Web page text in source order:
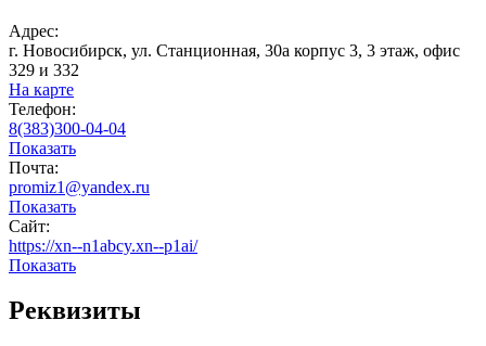
Адрес:
г. Новосибирск, ул. Станционная, 30а корпус 3, 3 этаж, офис
329 и 332
На карте
Телефон:
8(383)300-04-04
Показать
Почта:
promiz1@yandex.ru
Показать
Сайт:
https://xn--n1abcy.xn--p1ai/
Показать
Реквизиты